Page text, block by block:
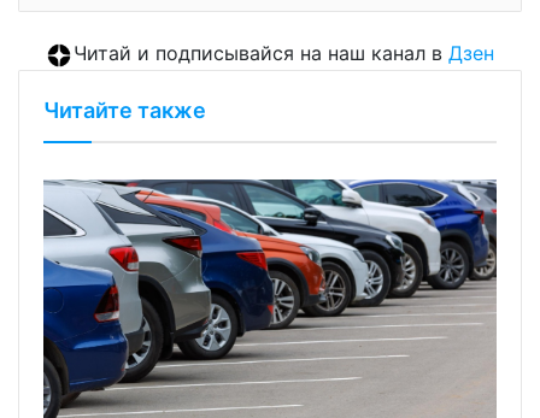
Читай и подписывайся на наш канал в Дзен
Читайте также